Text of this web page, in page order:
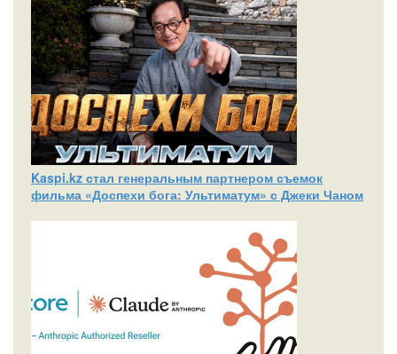
Kaspi.kz стал генеральным партнером съемок
фильма «Доспехи бога: Ультиматум» с Джеки Чаном